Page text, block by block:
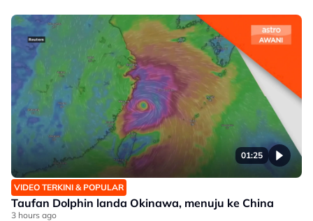
01:25
VIDEO TERKINI & POPULAR
Taufan Dolphin landa Okinawa, menuju ke China
3 hours ago